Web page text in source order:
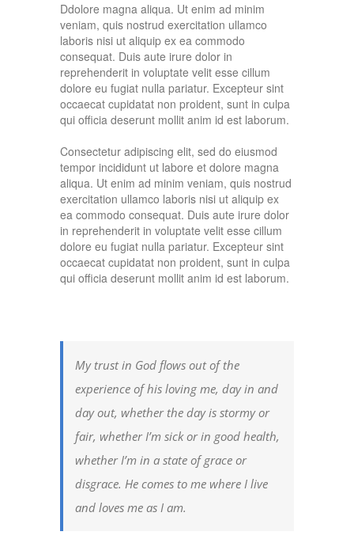
Ddolore magna aliqua. Ut enim ad minim
veniam, quis nostrud exercitation ullamco
laboris nisi ut aliquip ex ea commodo
consequat. Duis aute irure dolor in
reprehenderit in voluptate velit esse cillum
dolore eu fugiat nulla pariatur. Excepteur sint
occaecat cupidatat non proident, sunt in culpa
qui officia deserunt mollit anim id est laborum.
Consectetur adipiscing elit, sed do eiusmod
tempor incididunt ut labore et dolore magna
aliqua. Ut enim ad minim veniam, quis nostrud
exercitation ullamco laboris nisi ut aliquip ex
ea commodo consequat. Duis aute irure dolor
in reprehenderit in voluptate velit esse cillum
dolore eu fugiat nulla pariatur. Excepteur sint
occaecat cupidatat non proident, sunt in culpa
qui officia deserunt mollit anim id est laborum.
My trust in God flows out of the
experience of his loving me, day in and
day out, whether the day is stormy or
fair, whether I’m sick or in good health,
whether I’m in a state of grace or
disgrace. He comes to me where I live
and loves me as I am.